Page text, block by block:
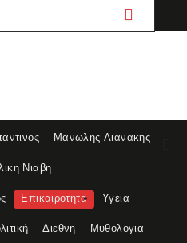
Μανωλης Λιανακης
Νιαβη
Επικαιροτητα
Υγεια
Διεθνη
Μυθολογια